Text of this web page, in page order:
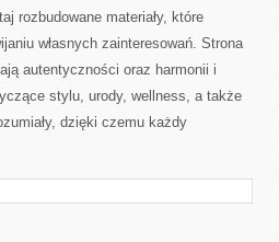
rozbudowane materiały, które
własnych zainteresowań. Strona
autentyczności oraz harmonii i
stylu, urody, wellness, a także
dzięki czemu każdy